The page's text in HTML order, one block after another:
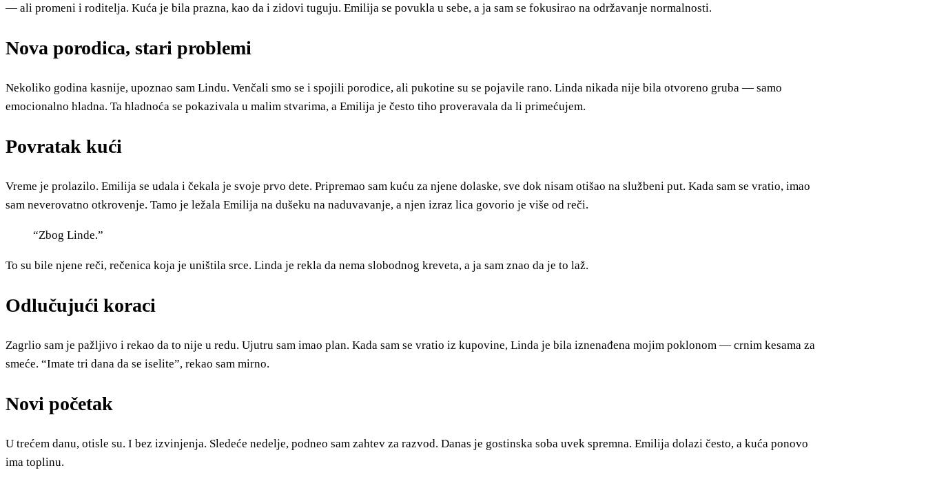
— ali promeni i roditelja. Kuća je bila prazna, kao da i zidovi tuguju. Emilija se povukla u sebe, a ja sam se fokusirao na održavanje normalnosti.
Nova porodica, stari problemi
Nekoliko godina kasnije, upoznao sam Lindu. Venčali smo se i spojili porodice, ali pukotine su se pojavile rano. Linda nikada nije bila otvoreno gruba — samo
emocionalno hladna. Ta hladnoća se pokazivala u malim stvarima, a Emilija je često tiho proveravala da li primećujem.
Povratak kući
Vreme je prolazilo. Emilija se udala i čekala je svoje prvo dete. Pripremao sam kuću za njene dolaske, sve dok nisam otišao na službeni put. Kada sam se vratio, imao
sam neverovatno otkrovenje. Tamo je ležala Emilija na dušeku na naduvavanje, a njen izraz lica govorio je više od reči.
“Zbog Linde.”
To su bile njene reči, rečenica koja je uništila srce. Linda je rekla da nema slobodnog kreveta, a ja sam znao da je to laž.
Odlučujući koraci
Zagrlio sam je pažljivo i rekao da to nije u redu. Ujutru sam imao plan. Kada sam se vratio iz kupovine, Linda je bila iznenađena mojim poklonom — crnim kesama za
smeće. “Imate tri dana da se iselite”, rekao sam mirno.
Novi početak
U trećem danu, otisle su. I bez izvinjenja. Sledeće nedelje, podneo sam zahtev za razvod. Danas je gostinska soba uvek spremna. Emilija dolazi često, a kuća ponovo
ima toplinu.